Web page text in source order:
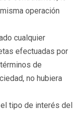
operación
cualquier
efectuadas por
de
no hubiera
tipo de interés del